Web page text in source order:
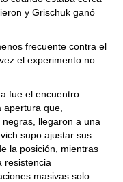
y Grischuk ganó
frecuente contra el
el experimento no
fue el encuentro
que,
llegaron a una
supo ajustar sus
la posición, mientras
resistencia
masivas solo